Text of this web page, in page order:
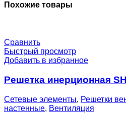
Похожие товары
Сравнить
Быстрый просмотр
Добавить в избранное
Решетка инерционная
Сетевые элементы, Решетки
настенные, Вентиляция